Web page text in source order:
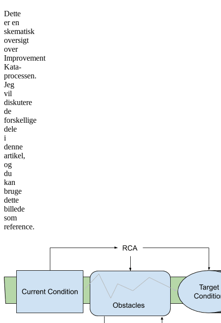
Dette
er en
skematisk
oversigt
over
Improvement
Kata-
processen.
Jeg
vil
diskutere
de
forskellige
dele
i
denne
artikel,
og
du
kan
bruge
dette
billede
som
reference.